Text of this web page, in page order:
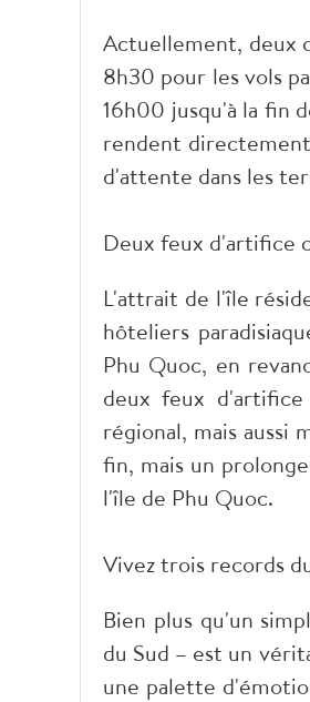
Actuellement, deux
8h30 pour les vols
16h00 jusqu'à la fin
rendent
d'attente dans les
Deux feux d'artifice
L'attrait de l'île
hôteliers
Phu Quoc, en
deux feux
régional, mais aussi
fin, mais un
l'île de Phu Quoc.
Vivez trois records
Bien plus qu'un
du Sud – est un
une palette